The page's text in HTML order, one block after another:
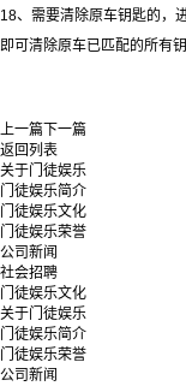
18、需要清除原车钥匙的，
即可清除原车已匹配的所有钥
上一篇 下一篇
返回列表
关于门徒娱乐
门徒娱乐简介
门徒娱乐文化
门徒娱乐荣誉
公司新闻
社会招聘
门徒娱乐文化
关于门徒娱乐
门徒娱乐简介
门徒娱乐荣誉
公司新闻